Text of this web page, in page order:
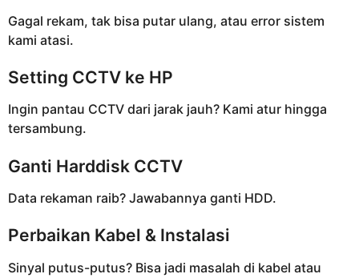
Gagal rekam, tak bisa putar ulang, atau error sistem
kami atasi.
Setting CCTV ke HP
Ingin pantau CCTV dari jarak jauh? Kami atur hingga
tersambung.
Ganti Harddisk CCTV
Data rekaman raib? Jawabannya ganti HDD.
Perbaikan Kabel & Instalasi
Sinyal putus-putus? Bisa jadi masalah di kabel atau